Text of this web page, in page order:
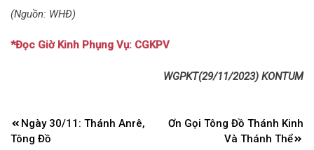
(Nguồn: WHĐ)
*Đọc Giờ Kinh Phụng Vụ: CGKPV
WGPKT(29/11/2023) KONTUM
Điều
hướng
Ngày 30/11: Thánh Anrê,
Tông Đồ
Ơn Gọi Tông Đồ Thánh Kinh
Và Thánh Thể